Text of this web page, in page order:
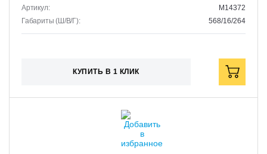
Артикул:
M14372
Габариты (Ш/В/Г):
568/16/264
КУПИТЬ В 1 КЛИК